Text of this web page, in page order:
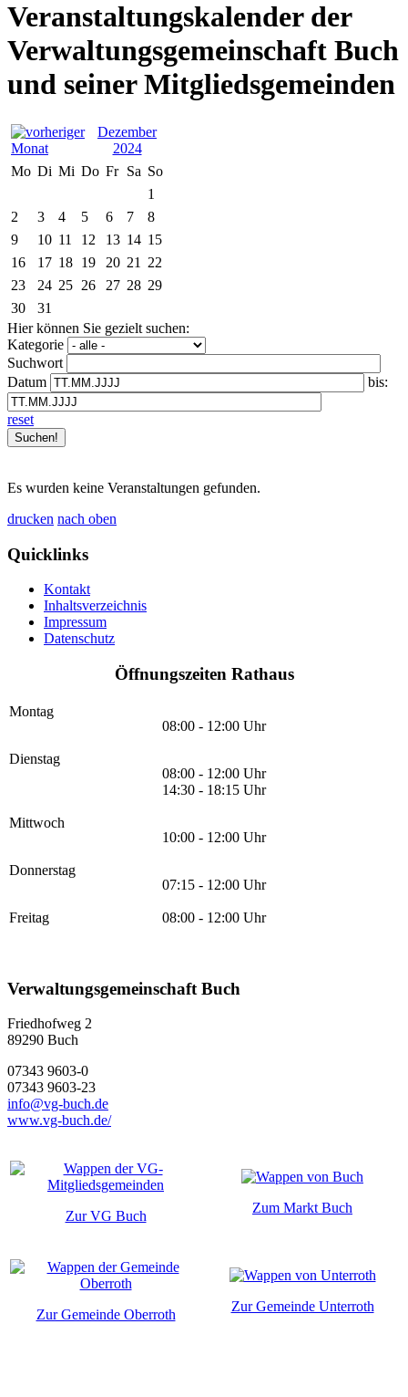
Veranstaltungskalender der
Verwaltungsgemeinschaft Buch
und seiner Mitgliedsgemeinden
Dezember
2024
Mo Di Mi Do Fr Sa So
1
2
3 4 5 6 7
8
9
10 11 12 13 14 15
16
17 18 19 20 21
22
23
24 25 26 27 28 29
30
31
Hier können Sie gezielt suchen:
Kategorie
Suchwort
Datum
bis:
reset
Es wurden keine Veranstaltungen gefunden.
drucken nach oben
Quicklinks
Kontakt
Inhaltsverzeichnis
Impressum
Datenschutz
Öffnungszeiten Rathaus
Montag
08:00 - 12:00 Uhr
Dienstag
08:00 - 12:00 Uhr
14:30 - 18:15 Uhr
Mittwoch
10:00 - 12:00 Uhr
Donnerstag
07:15 - 12:00 Uhr
Freitag 08:00 - 12:00 Uhr
Verwaltungsgemeinschaft Buch
Friedhofweg 2
89290 Buch
07343 9603-0
07343 9603-23
info@vg-buch.de
www.vg-buch.de/
Zur VG Buch
Zum Markt Buch
Zur Gemeinde Oberroth
Zur Gemeinde Unterroth